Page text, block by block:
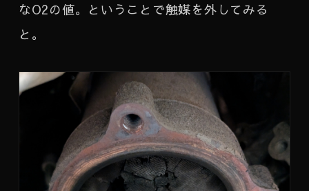
なO2の値。ということで触媒を外してみる
と。